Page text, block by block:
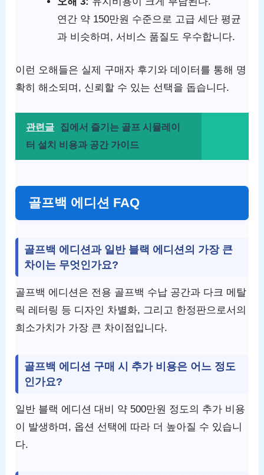
연간 약 150만원 수준으로 고급 세단 평균
과 비슷하며, 서비스 품질도 우수합니다.
이런 오해들은 실제 구매자 후기와 데이터를 통해 명
확히 해소되며, 신뢰할 수 있는 선택을 돕습니다.
관련글
집에서 즐기는 골프 시뮬레이
터 설치 비용과 공간 가이드
골프백 에디션 FAQ
골프백 에디션과 일반 블랙 에디션의 가장 큰
차이는 무엇인가요?
골프백 에디션은 전용 골프백 수납 공간과 다크 메탈
릭 레터링 등 디자인 차별화, 그리고 한정판으로서의
희소가치가 가장 큰 차이점입니다.
골프백 에디션 구매 시 추가 비용은 어느 정도
인가요?
일반 블랙 에디션 대비 약 500만원 정도의 추가 비용
이 발생하며, 옵션 선택에 따라 더 높아질 수 있습니
다.